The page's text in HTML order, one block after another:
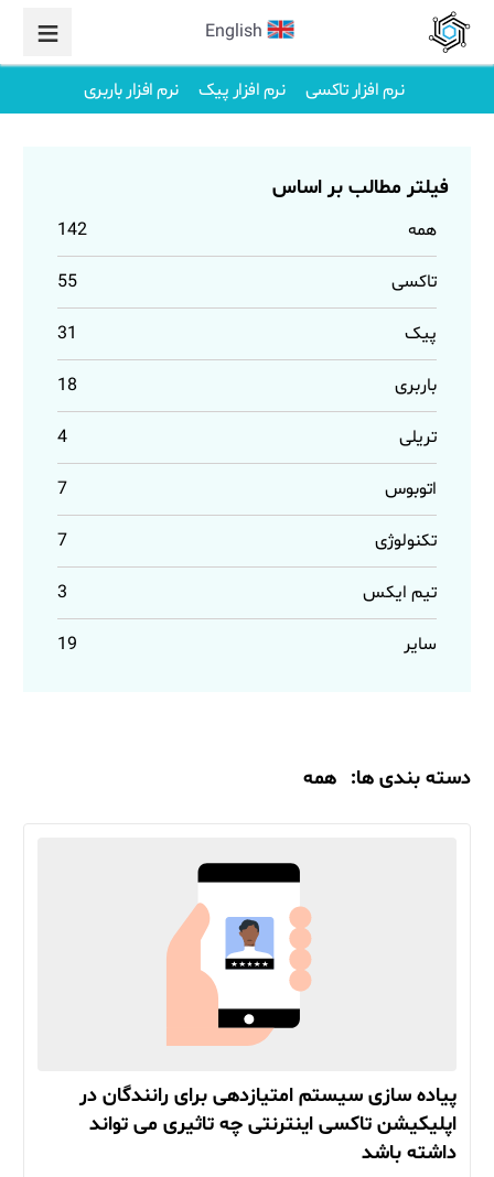
English
نرم افزار تاکسی نرم افزار پیک نرم افزار باربری
فیلتر مطالب بر اساس
همه 142
تاکسی 55
پیک 31
باربری 18
تریلی 4
اتوبوس 7
تکنولوژی 7
تیم ایکس 3
سایر 19
دسته بندی ها: همه
پیاده ‌سازی سیستم امتیازدهی برای رانندگان در
اپلیکیشن تاکسی اینترنتی چه تاثیری می تواند
داشته باشد